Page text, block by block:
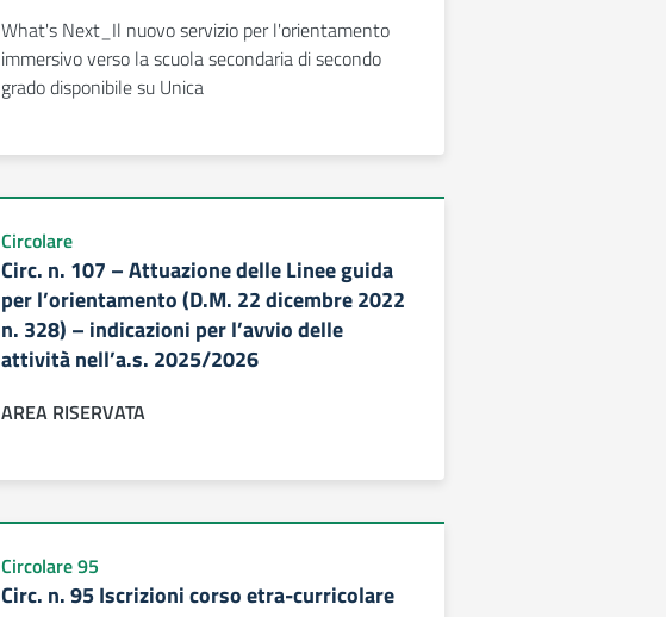
What's Next_Il nuovo servizio per l'orientamento
immersivo verso la scuola secondaria di secondo
grado disponibile su Unica
Circolare
Circ. n. 107 – Attuazione delle Linee guida
per l’orientamento (D.M. 22 dicembre 2022
n. 328) – indicazioni per l’avvio delle
attività nell’a.s. 2025/2026
AREA RISERVATA
Circolare 95
Circ. n. 95 Iscrizioni corso etra-curricolare